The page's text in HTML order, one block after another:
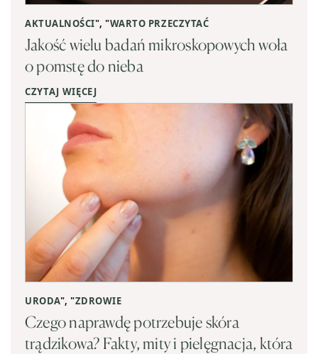
AKTUALNOŚCI", "WARTO PRZECZYTAĆ
Jakość wielu badań mikroskopowych woła
o pomstę do nieba
CZYTAJ WIĘCEJ
URODA", "ZDROWIE
Czego naprawdę potrzebuje skóra
trądzikowa? Fakty, mity i pielęgnacja, która